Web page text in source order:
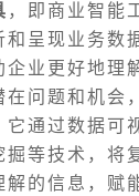
，即商业智能
和呈现业务数
企业更好地理
问题和机会
通过数据可
等技术，将
的信息，赋